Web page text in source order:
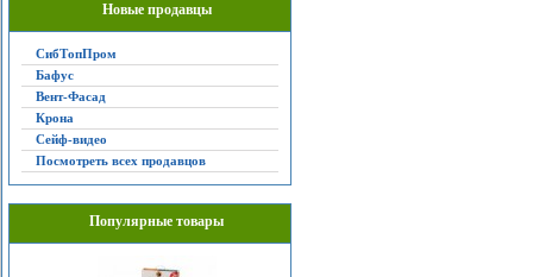
Новые продавцы
СибТопПром
Бафус
Вент-Фасад
Крона
Сейф-видео
Посмотреть всех продавцов
Популярные товары